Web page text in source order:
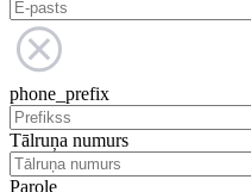
phone_prefix
Tālruņa numurs
Parole